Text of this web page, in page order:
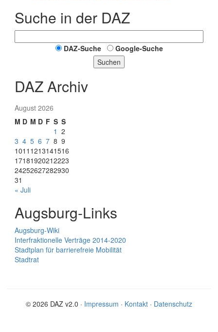
Suche in der DAZ
DAZ-Suche
Google-Suche
Suchen
DAZ Archiv
August 2026
M D M D F S S
1 2
3 4 5 6 7 8 9
1011 1213141516
17181920212223
24252627282930
31
« Juli
Augsburg-Links
Augsburg-Wiki
Interfraktionelle Verträge 2014-2020
Stadtplan für barrierefreie Mobilität
Stadtrat
© 2026 DAZ v2.0 · Impressum · Kontakt · Datenschutz